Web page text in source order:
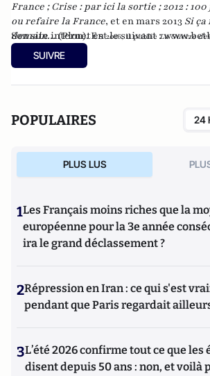
France ; Crise : par ici la sortie ; 2012 :
ou refaire la France, et en mars 2013 Si
demain...(Plon). En2016, il publie La Guerre
éditions Economica
et en 2017 "La France, ce
chez le même éditeur.
Son site internet est le suivant :
SUIVRE
POPULAIRES 24
PLUS LUS
1Les Français moins riches que la
européenne pour la 3e année
ira le grand déclassement ?
2Répression en Iran : ce qui s'est
pendant que Paris regardait
3L’été 2026 confirme tout ce que les
disent depuis 50 ans : non, et voilà